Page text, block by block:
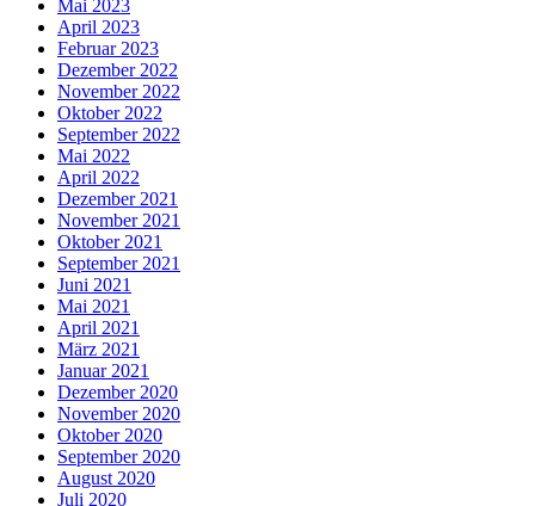
Mai 2023
April 2023
Februar 2023
Dezember 2022
November 2022
Oktober 2022
September 2022
Mai 2022
April 2022
Dezember 2021
November 2021
Oktober 2021
September 2021
Juni 2021
Mai 2021
April 2021
März 2021
Januar 2021
Dezember 2020
November 2020
Oktober 2020
September 2020
August 2020
Juli 2020